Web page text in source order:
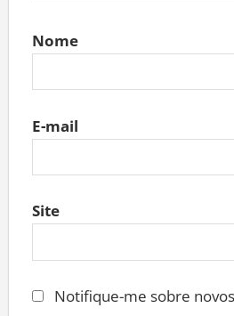
Nome
E-mail
Site
Notifique-me sobre